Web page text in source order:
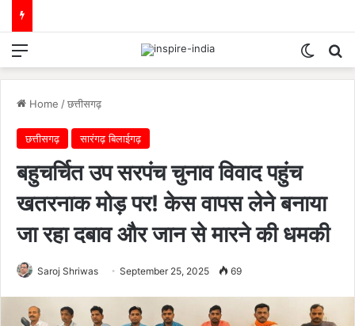
Menu
Home /छत्तीसगढ़
छत्तीसगढ़ सारंगढ़ बिलाईगढ़
बहुचर्चित उप सरपंच चुनाव विवाद पहुंच
खतरनाक मोड़ पर! केस वापस लेने बनाया
जा रहा दबाव और जान से मारने की धमकी
Saroj Shriwas September 25, 2025 69